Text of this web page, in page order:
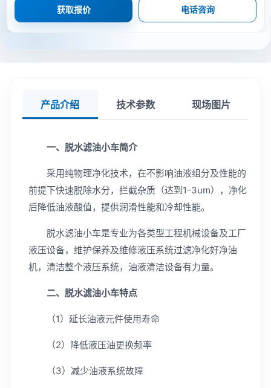
获取报价 电话咨询
产品介绍 技术参数 现场图片
一、脱水滤油小车简介
采用纯物理净化技术，在不影响油液组分及性能的
前提下快速脱除水分，拦截杂质（达到1-3um），净化
后降低油液酸值，提供润滑性能和冷却性能。
脱水滤油小车是专业为各类型工程机械设备及工厂
液压设备，维护保养及维修液压系统过滤净化好净油
机，清洁整个液压系统，油液清洁设备有力量。
二、脱水滤油小车特点
（1）延长油液元件使用寿命
（2）降低液压油更换频率
（3）减少油液系统故障